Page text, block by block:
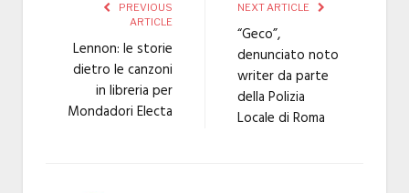
PREVIOUS
ARTICLE
Lennon: le storie
dietro le canzoni
in libreria per
Mondadori Electa
NEXT ARTICLE
“Geco”,
denunciato noto
writer da parte
della Polizia
Locale di Roma